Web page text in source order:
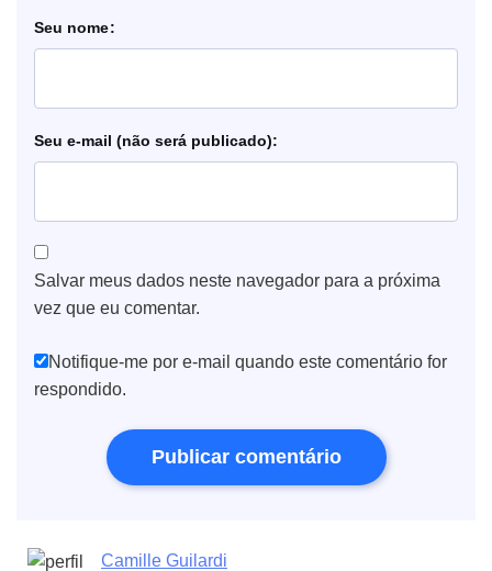
nome
e-mail
Salvar meus dados neste navegador para a próxima
vez que eu comentar.
Notifique-me por e-mail quando este comentário for
respondido.
Camille Guilardi